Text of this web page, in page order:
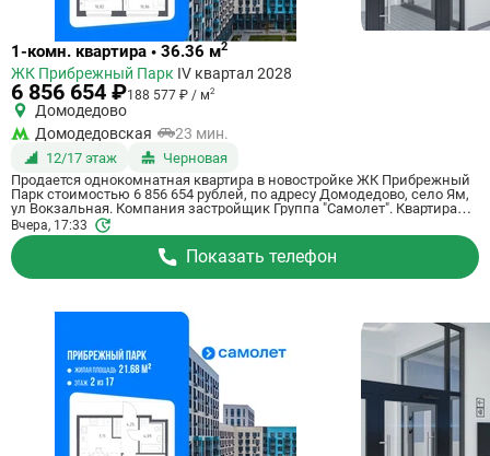
Ссылка
квартиру
1-комн. квартира • 36.36 м2
ЖК Прибрежный Парк IV квартал 2028
6 856 654 ₽188 577 ₽ / м2
Домодедово
Домодедовская
23 мин.
12/17 этаж
Черновая
Продается однокомнатная квартира в новостройке ЖК Прибрежный
Парк стоимостью 6 856 654 рублей, по адресу Домодедово, село Ям,
ул Вокзальная. Компания застройщик Группа "Самолет". Квартира
сдается в IV квартале 2028 года с черновой отделкой, в 23 минутах на
машине от станции метро Домодедовская. Общая площадь
квартиры - 36.36 м². Этаж 12 из 17. ID квартиры на СтройкиРУ 801162,
скажите его когда будете звонить.
Вчера, 17:33
Показать телефон